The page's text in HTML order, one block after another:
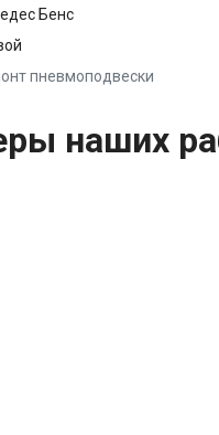
Бенс
пневмоподвески
наших